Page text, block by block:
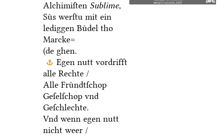
Alchimiſten Sublime,
Suͤs werſtu mit ein
lediggen Buͤdel tho
Marcke=
(de ghen.
Egen nutt vordrifft
alle Rechte /
Alle Fruͤndtſchop
Geſelſchop vnd
Geſchlechte.
Vnd wenn egen nutt
nicht weer /